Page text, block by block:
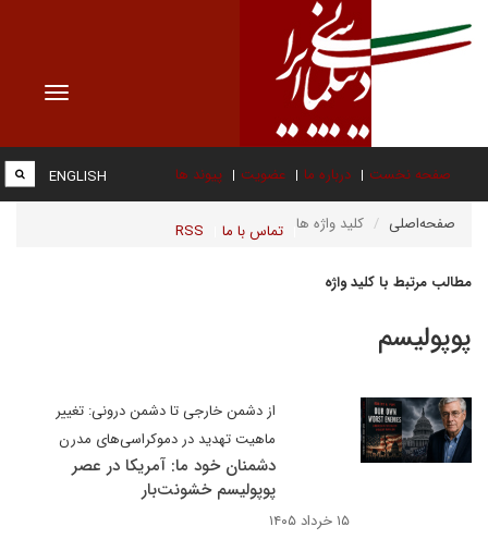
Toggle
صفحه نخست درباره ما عضویت پیوند ها
تماس با ما RSS
ENGLISH
صفحه‌اصلی کلید واژه ها
مطالب مرتبط با کلید واژه
پوپولیسم
از دشمن خارجی تا دشمن درونی: تغییر
ماهیت تهدید در دموکراسی‌های مدرن
دشمنان خود ما: آمریکا در عصر
پوپولیسم خشونت‌بار
۱۵ خرداد ۱۴۰۵